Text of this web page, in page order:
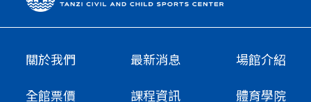
關於我們 最新消息
場館介紹
全館票價
課程資訊
體育學院